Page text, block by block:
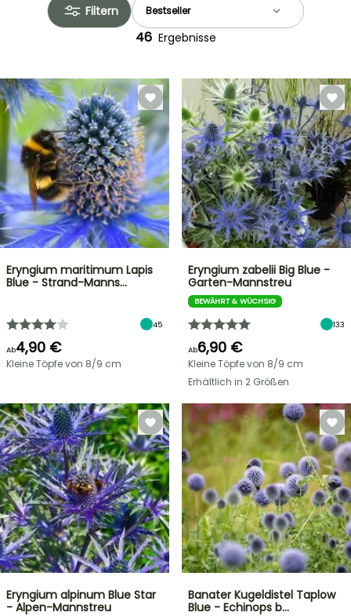
Filtern
46 Ergebnisse
Eryngium maritimum Lapis
Blue - Strand-Manns…
45
Ab4,90 €
Kleine Töpfe von 8/9 cm
Eryngium zabelii Big Blue -
Garten-Mannstreu
BEWÄHRT & WÜCHSIG
133
Ab6,90 €
Kleine Töpfe von 8/9 cm
Erhältlich in 2 Größen
Eryngium alpinum Blue Star
- Alpen-Mannstreu
Banater Kugeldistel Taplow
Blue - Echinops b…